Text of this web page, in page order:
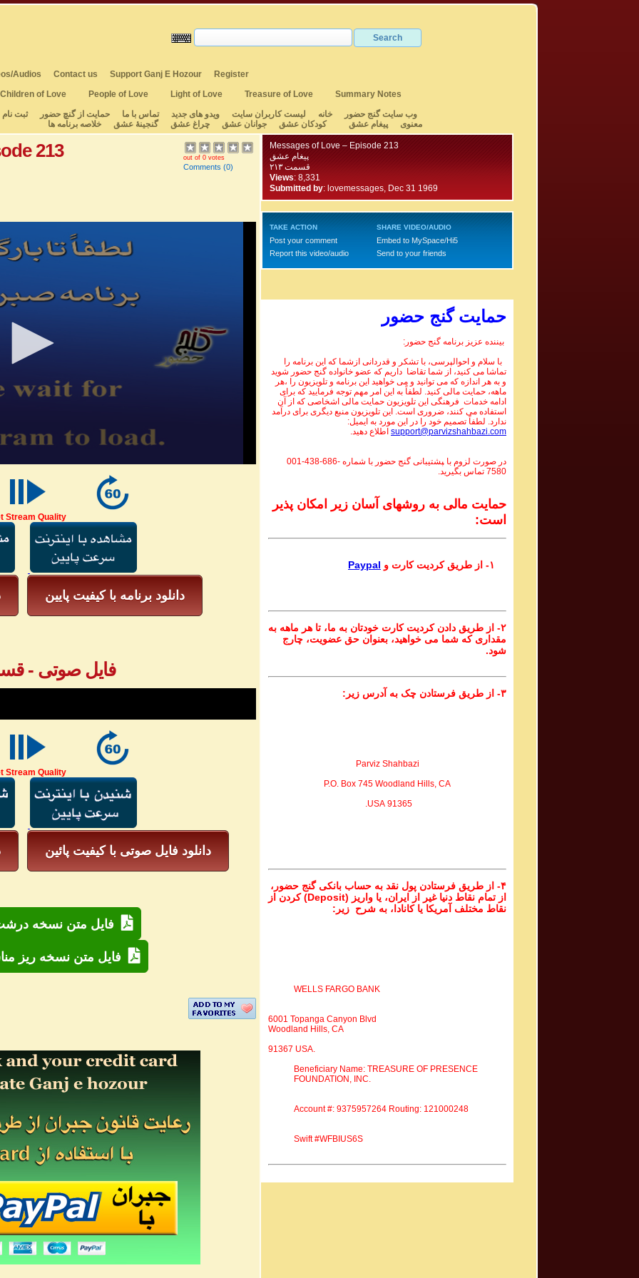
Audios Contact us Support Ganj E Hozour
Register
Children of Love People of Love Light of Love Treasure of Love
Summary Notes
وب سایت گنج حضور
خانه لیست کاربران سایت ویدو های جدید تماس با ما حمایت از گنچ حضور ثبت نام
معنوی
پیغام عشق کودکان عشق جوانان عشق چراغ عشق گنجینهٔ عشق خلاصه برنامه ها
213 out of 0 votes
Comments (0)
Stream Quality
دانلود برنامه با کیفیت پایین
فایل صوتی -
Stream Quality
دانلود فایل صوتی با کیفیت پائین
فایل متن نسخه
فایل متن نسخه ریز
Messages of Love – Episode 213
پیغام عشق
قسمت ۲۱۳
Views: 8,331
Submitted by: lovemessages, Dec 31 1969
TAKE ACTION
Post your comment
Report this video/audio
SHARE VIDEO/AUDIO
Embed to MySpace/Hi5
Send to your friends
حمایت گنج حضور
بیننده عزیز برنامه گنج حضور:
با سلام و احوالپرسی، با تشکر و قدردانی ازشما که این برنامه را
تماشا می کنید، از شما تقاضا داریم که عضو خانواده گنج حضور شوید
و به هر اندازه که می توانید و می خواهید این برنامه و تلویزیون را ،هر
ماهه، حمایت مالی کنید. لطفاً به این امر مهم توجه فرمایید که برای
ادامه خدمات فرهنگی این تلویزیون حمایت مالی اشخاصی که از آن
استفاده می کنند، ضروری است. این تلویزیون منبع دیگری برای درآمد
ندارد. لطفاً تصمیم خود را در این مورد به ایمیل:
support@parvizshahbazi.com اطلاع دهید.
در صورت لزوم با ‍پشتیبانی گنج حضور با شماره 001-438-686-
7580 تماس بگیرید.
حمایت مالی به روشهای آسان زیر امکان پذیر
است:
Paypal
۲- از طریق دادن کردیت کارت خودتان به ما، تا هر ماهه به
مقداری که شما می خواهید، بعنوان حق عضویت، چارج
شود.
۳- از طریق فرستادن چک به آدرس زیر:
Parviz Shahbazi
P.O. Box 745 Woodland Hills, CA
91365 USA.
۴- از طریق فرستادن پول نقد به حساب بانکی گنج حضور،
از تمام نقاط دنیا غیر از ایران، یا واریز (Deposit) کردن از
نقاط مختلف آمریکا یا کانادا، به شرح زیر:
WELLS FARGO BANK
6001 Topanga Canyon Blvd
Woodland Hills, CA
91367 USA.
Beneficiary Name: TREASURE OF PRESENCE
FOUNDATION, INC.
Account #: 9375957264 Routing: 121000248
Swift #WFBIUS6S